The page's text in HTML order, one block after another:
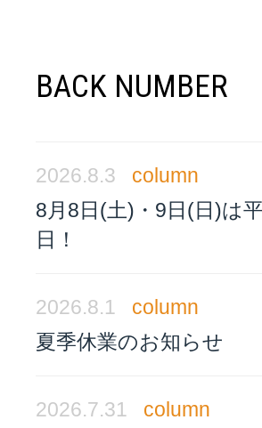
BACK NUMBER
2026.8.3
column
8月8日(土)・9日(日)は
日！
2026.8.1
column
夏季休業のお知らせ
2026.7.31
column